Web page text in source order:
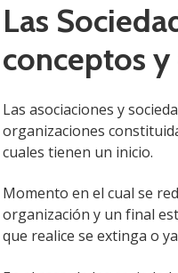
Las
conceptos
Las asociaciones y
organizaciones
cuales tienen un inicio.
Momento en el cual se
organización y un final
que realice se extinga o